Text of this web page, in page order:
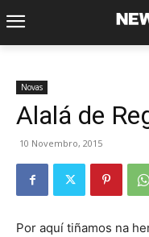
Novas
Alalá de
10 Novembro, 2015
Por aquí tiñamos na